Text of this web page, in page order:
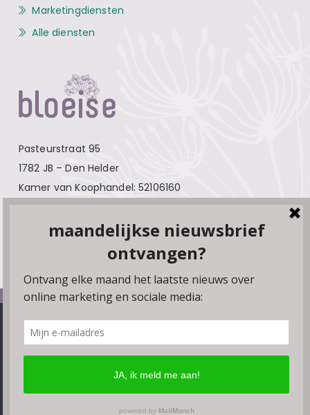
Pasteurstraat 95
1782 JB – Den Helder
Kamer van Koophandel: 52106160
Over Bloeise Adverteren
Marketingdiensten
Alle diensten
Privacyverklaring
Disclaimer
We gebruiken cookies, plugins en pixels om ervoor te zorgen
dat onze website soepel draait. Als je doorgaat met het
gebruiken van de website, gaan we er vanuit dat je hiermee
cookies te accepteren.